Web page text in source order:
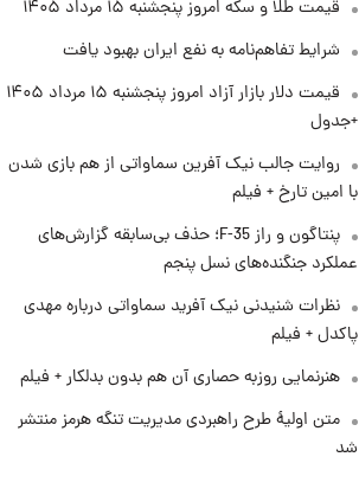
قیمت طلا و سکه امروز پنجشنبه ۱۵ مرداد ۱۴۰۵
شرایط تفاهم‌نامه به نفع ایران بهبود یافت
قیمت دلار بازار آزاد امروز پنجشنبه ۱۵ مرداد ۱۴۰۵
+جدول
روایت جالب نیک آفرین سماواتی از هم بازی شدن
با امین تارخ + فیلم
پنتاگون و راز F-35؛ حذف بی‌سابقه گزارش‌های
عملکرد جنگنده‌های نسل پنجم
نظرات شنیدنی نیک آفرید سماواتی درباره مهدی
پاکدل + فیلم
هنرنمایی روزبه حصاری آن هم بدون بدلکار + فیلم
متن اولیۀ طرح راهبردی مدیریت تنگه هرمز منتشر
شد